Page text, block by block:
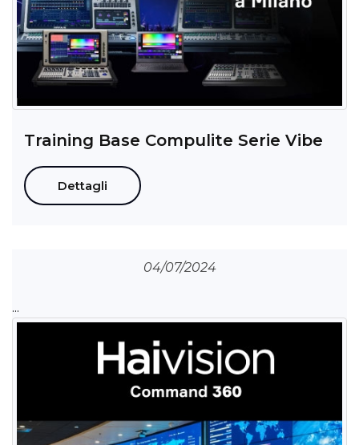
Training Base Compulite Serie Vibe
Dettagli
04/07/2024
...